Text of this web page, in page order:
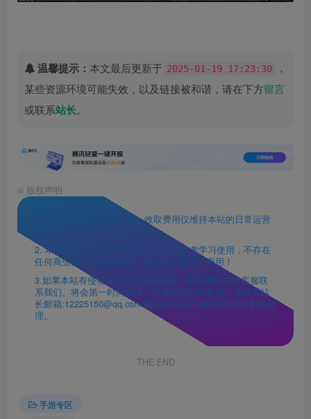
温馨提示： 本文最后更新于 2025-01-19 17:23:30
，
某些资源环境可能失效，以及链接被和谐，请在下方留言
或联系站长。
© 版权声明
1. 本站资源售价只是赞助，收取费用仅维持本站的日常运营
2. 本站提供的所有资源仅供本地单机参考学习使用，不存在
任何商业目的与商业用途，请大家不要用于商用！
3.如果本站有侵犯、不妥之处的资源，请在网站右边客服联
系我们。将会第一时间解决！若侵犯到您的权益，请联系站
长邮箱:12225150@qq.com 我们会在24h小时之内进行删除处
理。
THE END
手游专区